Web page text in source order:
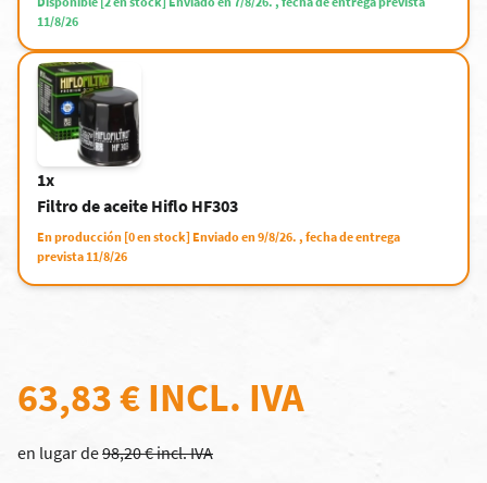
11/8/26
1x
Filtro de aceite Hiflo HF303
En producción [0 en stock] Enviado en 9/8/26. , fecha de entrega
prevista 11/8/26
63,83 € INCL. IVA
en lugar de98,20 € incl. IVA